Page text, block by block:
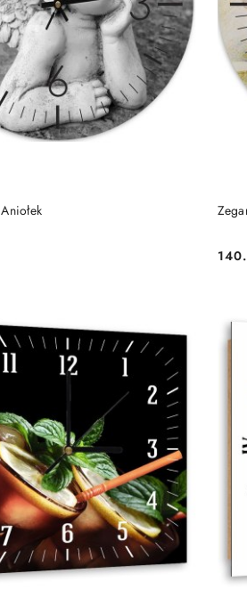
Zegar Obraz - AniołekDO KOSZYKA